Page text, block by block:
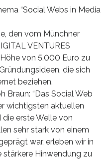
“Social Webs in Media
den vom Münchner
VENTURES
von 5.000 Euro zu
die sich
beziehen.
Braun: “Das Social Web
wichtigsten aktuellen
die erste Welle von
sehr stark von einem
war, erleben wir in
stärkere Hinwendung zu